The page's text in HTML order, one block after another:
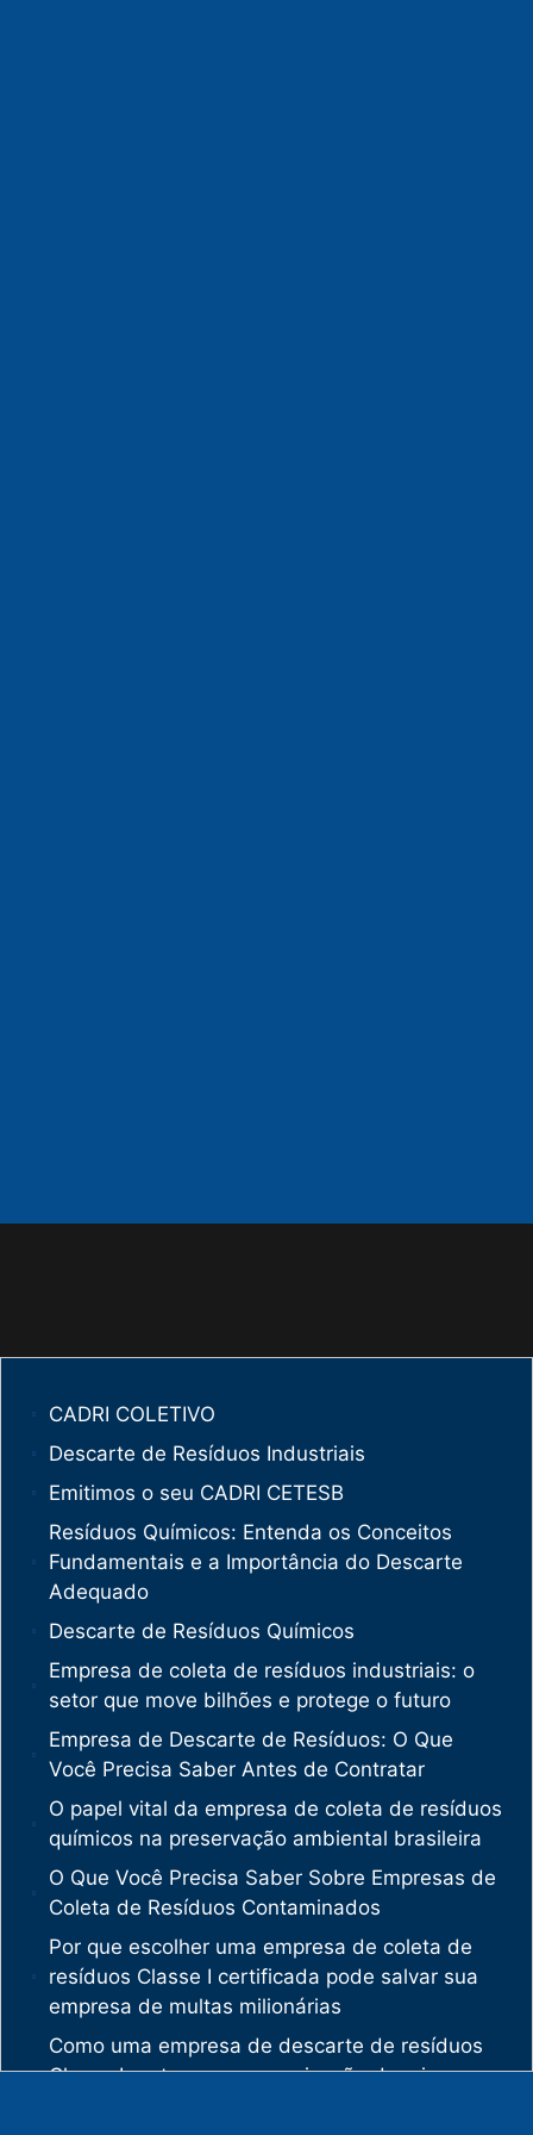
CADRI COLETIVO
Descarte de Resíduos Industriais
Emitimos o seu CADRI CETESB
Resíduos Químicos: Entenda os Conceitos
Fundamentais e a Importância do Descarte
Adequado
Descarte de Resíduos Químicos
Empresa de coleta de resíduos industriais: o
setor que move bilhões e protege o futuro
Empresa de Descarte de Resíduos: O Que
Você Precisa Saber Antes de Contratar
O papel vital da empresa de coleta de resíduos
químicos na preservação ambiental brasileira
O Que Você Precisa Saber Sobre Empresas de
Coleta de Resíduos Contaminados
Por que escolher uma empresa de coleta de
resíduos Classe I certificada pode salvar sua
empresa de multas milionárias
Como uma empresa de descarte de resíduos
Classe I protege sua organização de crimes